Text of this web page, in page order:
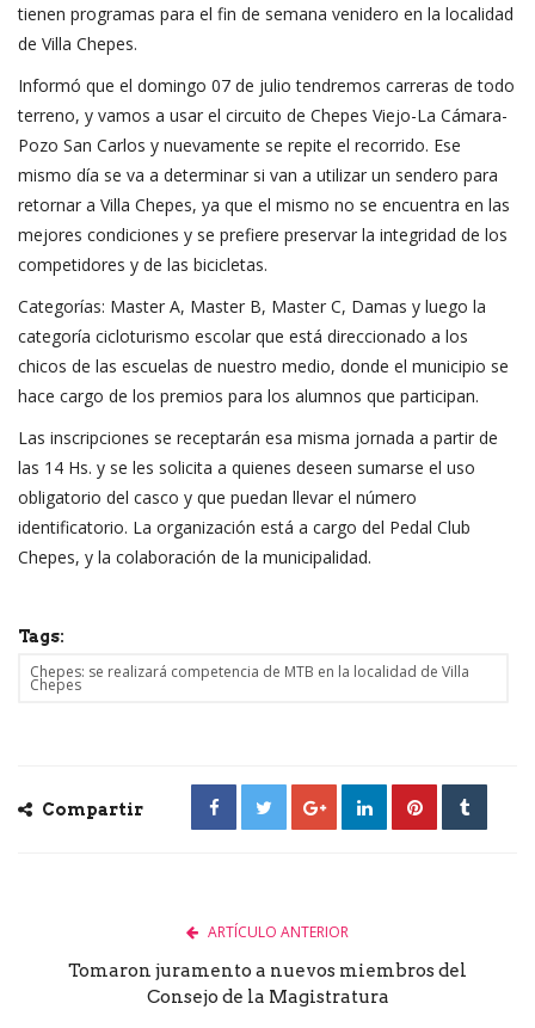
tienen programas para el fin de semana venidero en la localidad
de Villa Chepes.
Informó que el domingo 07 de julio tendremos carreras de todo
terreno, y vamos a usar el circuito de Chepes Viejo-La Cámara-
Pozo San Carlos y nuevamente se repite el recorrido. Ese
mismo día se va a determinar si van a utilizar un sendero para
retornar a Villa Chepes, ya que el mismo no se encuentra en las
mejores condiciones y se prefiere preservar la integridad de los
competidores y de las bicicletas.
Categorías: Master A, Master B, Master C, Damas y luego la
categoría cicloturismo escolar que está direccionado a los
chicos de las escuelas de nuestro medio, donde el municipio se
hace cargo de los premios para los alumnos que participan.
Las inscripciones se receptarán esa misma jornada a partir de
las 14 Hs. y se les solicita a quienes deseen sumarse el uso
obligatorio del casco y que puedan llevar el número
identificatorio. La organización está a cargo del Pedal Club
Chepes, y la colaboración de la municipalidad.
Tags:
Chepes: se realizará competencia de MTB en la localidad de Villa
Chepes
Compartir
ARTÍCULO ANTERIOR
Tomaron juramento a nuevos miembros del
Consejo de la Magistratura